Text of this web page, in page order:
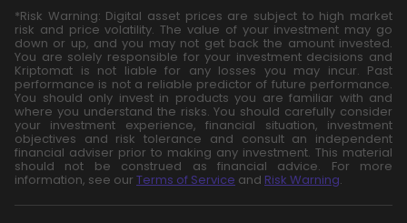
*Risk Warning: Digital asset prices are subject to high market
risk and price volatility. The value of your investment may go
down or up, and you may not get back the amount invested.
You are solely responsible for your investment decisions and
Kriptomat is not liable for any losses you may incur. Past
performance is not a reliable predictor of future performance.
You should only invest in products you are familiar with and
where you understand the risks. You should carefully consider
your investment experience, financial situation, investment
objectives and risk tolerance and consult an independent
financial adviser prior to making any investment. This material
should not be construed as financial advice. For more
information, see our Terms of Service and Risk Warning.